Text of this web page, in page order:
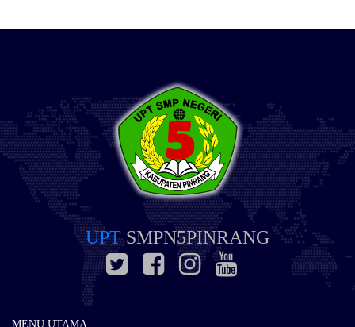
UPTSMPN5PINRANG
MENU UTAMA